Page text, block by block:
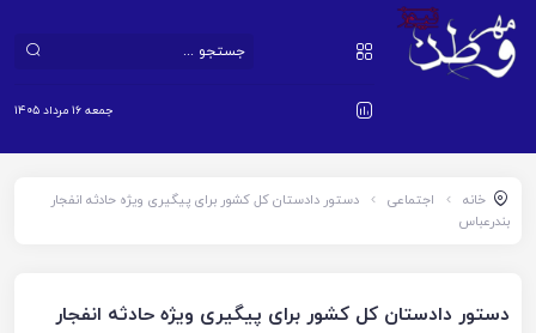
جمعه ۱۶ مرداد ۱۴۰۵
خانه اجتماعی
دستور دادستان کل کشور برای پیگیری ویژه حادثه انفجار
بندرعباس
دستور دادستان کل کشور برای پیگیری ویژه حادثه انفجار